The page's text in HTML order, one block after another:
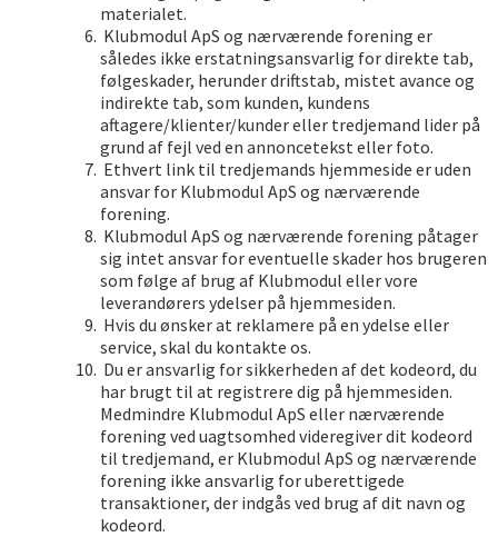
materialet.
Klubmodul ApS og nærværende forening er
således ikke erstatningsansvarlig for direkte tab,
følgeskader, herunder driftstab, mistet avance og
indirekte tab, som kunden, kundens
aftagere/klienter/kunder eller tredjemand lider på
grund af fejl ved en annoncetekst eller foto.
Ethvert link til tredjemands hjemmeside er uden
ansvar for Klubmodul ApS og nærværende
forening.
Klubmodul ApS og nærværende forening påtager
sig intet ansvar for eventuelle skader hos brugeren
som følge af brug af Klubmodul eller vore
leverandørers ydelser på hjemmesiden.
Hvis du ønsker at reklamere på en ydelse eller
service, skal du kontakte os.
Du er ansvarlig for sikkerheden af det kodeord, du
har brugt til at registrere dig på hjemmesiden.
Medmindre Klubmodul ApS eller nærværende
forening ved uagtsomhed videregiver dit kodeord
til tredjemand, er Klubmodul ApS og nærværende
forening ikke ansvarlig for uberettigede
transaktioner, der indgås ved brug af dit navn og
kodeord.